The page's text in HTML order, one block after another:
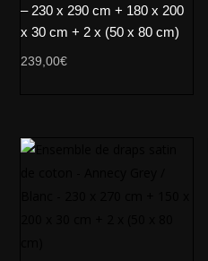
– 230 x 290 cm + 180 x 200
x 30 cm + 2 x (50 x 80 cm)
239,00€